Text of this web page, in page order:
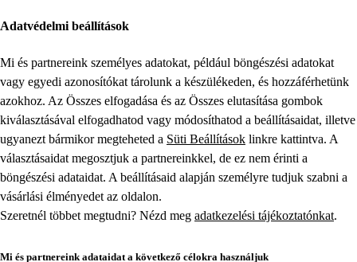
Adatvédelmi beállítások
Mi és partnereink személyes adatokat, például böngészési adatokat
vagy egyedi azonosítókat tárolunk a készülékeden, és hozzáférhetünk
azokhoz. Az Összes elfogadása és az Összes elutasítása gombok
kiválasztásával elfogadhatod vagy módosíthatod a beállításaidat, illetve
ugyanezt bármikor megteheted a Süti Beállítások linkre kattintva. A
választásaidat megosztjuk a partnereinkkel, de ez nem érinti a
böngészési adataidat. A beállításaid alapján személyre tudjuk szabni a
vásárlási élményedet az oldalon.
Szeretnél többet megtudni? Nézd meg adatkezelési tájékoztatónkat.
Mi és partnereink adataidat a következő célokra használjuk